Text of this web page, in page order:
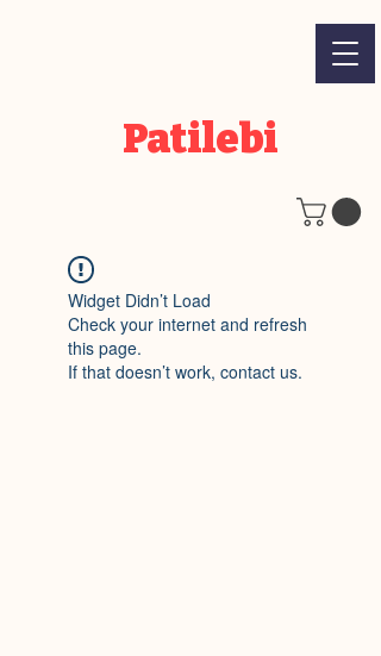
Patilebi
Widget Didn’t Load
Check your internet and refresh
this page.
If that doesn’t work, contact us.